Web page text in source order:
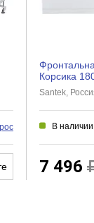
Корсика
Santek,
В наличии
7 496